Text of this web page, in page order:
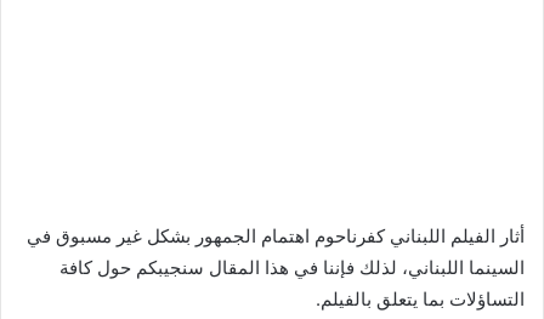
أثار الفيلم اللبناني كفرناحوم اهتمام الجمهور بشكل غير مسبوق في
السينما اللبناني، لذلك فإننا في هذا المقال سنجيبكم حول كافة
التساؤلات بما يتعلق بالفيلم.